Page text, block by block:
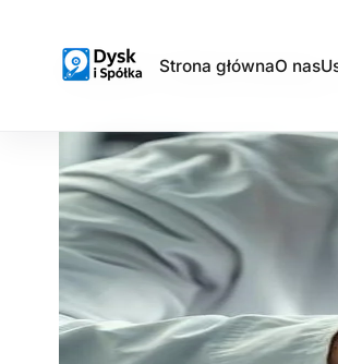
Dysk i Spółka - Laboratorium
Strona głównaO nas
Dysk